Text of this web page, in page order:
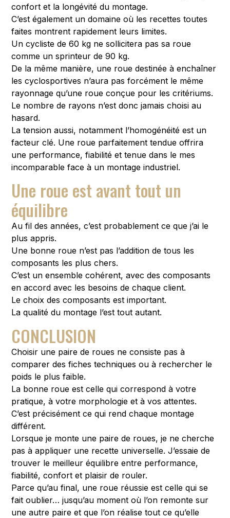
confort et la longévité du montage.
C’est également un domaine où les recettes toutes
faites montrent rapidement leurs limites.
Un cycliste de 60 kg ne sollicitera pas sa roue
comme un sprinteur de 90 kg.
De la même manière, une roue destinée à enchaîner
les cyclosportives n’aura pas forcément le même
rayonnage qu’une roue conçue pour les critériums.
Le nombre de rayons n’est donc jamais choisi au
hasard.
La tension aussi, notamment l’homogénéité est un
facteur clé. Une roue parfaitement tendue offrira
une performance, fiabilité et tenue dans le mes
incomparable face à un montage industriel.
Une roue est avant tout un
équilibre
Au fil des années, c’est probablement ce que j’ai le
plus appris.
Une bonne roue n’est pas l’addition de tous les
composants les plus chers.
C’est un ensemble cohérent, avec des composants
en accord avec les besoins de chaque client.
Le choix des composants est important.
La qualité du montage l’est tout autant.
CONCLUSION
Choisir une paire de roues ne consiste pas à
comparer des fiches techniques ou à rechercher le
poids le plus faible.
La bonne roue est celle qui correspond à votre
pratique, à votre morphologie et à vos attentes.
C’est précisément ce qui rend chaque montage
différent.
Lorsque je monte une paire de roues, je ne cherche
pas à appliquer une recette universelle. J’essaie de
trouver le meilleur équilibre entre performance,
fiabilité, confort et plaisir de rouler.
Parce qu’au final, une roue réussie est celle qui se
fait oublier… jusqu’au moment où l’on remonte sur
une autre paire et que l’on réalise tout ce qu’elle